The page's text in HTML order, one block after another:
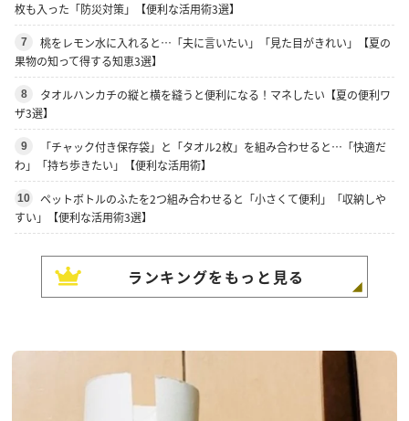
枚も入った「防災対策」【便利な活用術3選】
7
桃をレモン水に入れると…「夫に言いたい」「見た目がきれい」【夏の
果物の知って得する知恵3選】
8
タオルハンカチの縦と横を縫うと便利になる！マネしたい【夏の便利ワ
ザ3選】
9
「チャック付き保存袋」と「タオル2枚」を組み合わせると…「快適だ
わ」「持ち歩きたい」【便利な活用術】
10
ペットボトルのふたを2つ組み合わせると「小さくて便利」「収納しや
すい」【便利な活用術3選】
ランキングをもっと見る